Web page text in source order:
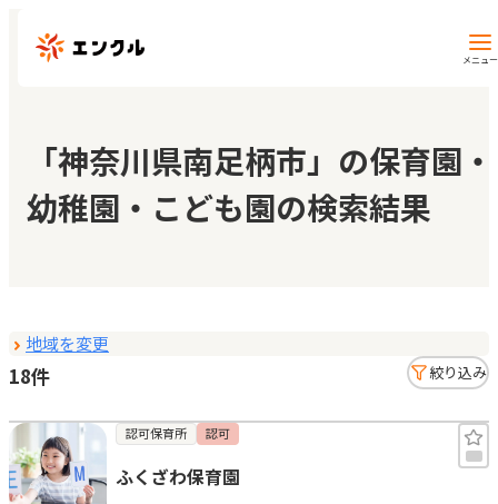
メニュー
保育園・幼稚園を探す
地図から探す
マイページ
お気に入り
「神奈川県南足柄市」の保育園・
幼稚園・こども園の検索結果
地域を変更
18件 絞り込み
認可保育所 認可
ふくざわ保育園